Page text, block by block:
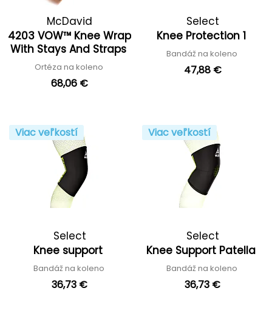
McDavid
4203 VOW™ Knee Wrap
With Stays And Straps
Ortéza na koleno
68,06 €
Select
Knee Protection 1
Bandáž na koleno
47,88 €
Viac veľkostí
Select
Knee support
Bandáž na koleno
36,73 €
Viac veľkostí
Select
Knee Support Patella
Bandáž na koleno
36,73 €